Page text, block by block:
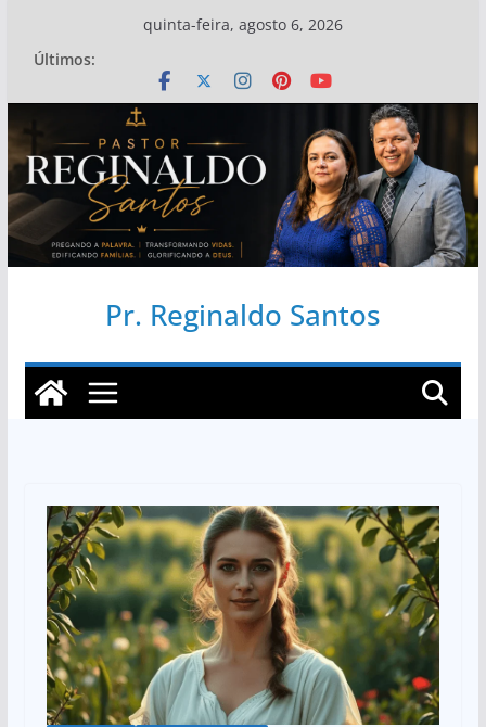
conteúdo
quinta-feira, agosto 6, 2026
Últimos:
Pr. Reginaldo Santos